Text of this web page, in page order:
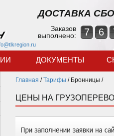
ДОСТАВКА
Заказов
выполнено:
7 6
ДОКУМЕНТЫ
Главная /Тарифы / Бронницы /
ЦЕНЫ НА